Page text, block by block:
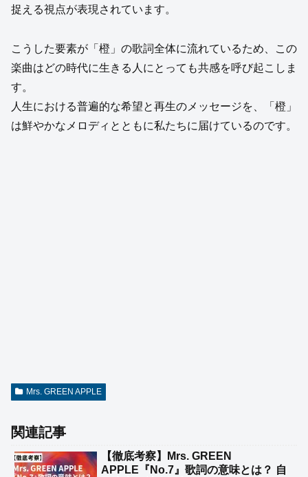
捉える視点が表現されています。
こうした要素が「橙」の歌詞全体に流れているため、この
楽曲はどの時代に生きる人にとっても共感を呼び起こしま
す。
人生における普遍的な希望と再生のメッセージを、「橙」
は鮮やかなメロディとともに私たちに届けているのです。
Mrs. GREEN APPLE
関連記事
【徹底考察】Mrs. GREEN
APPLE『No.7』歌詞の意味とは？ 自